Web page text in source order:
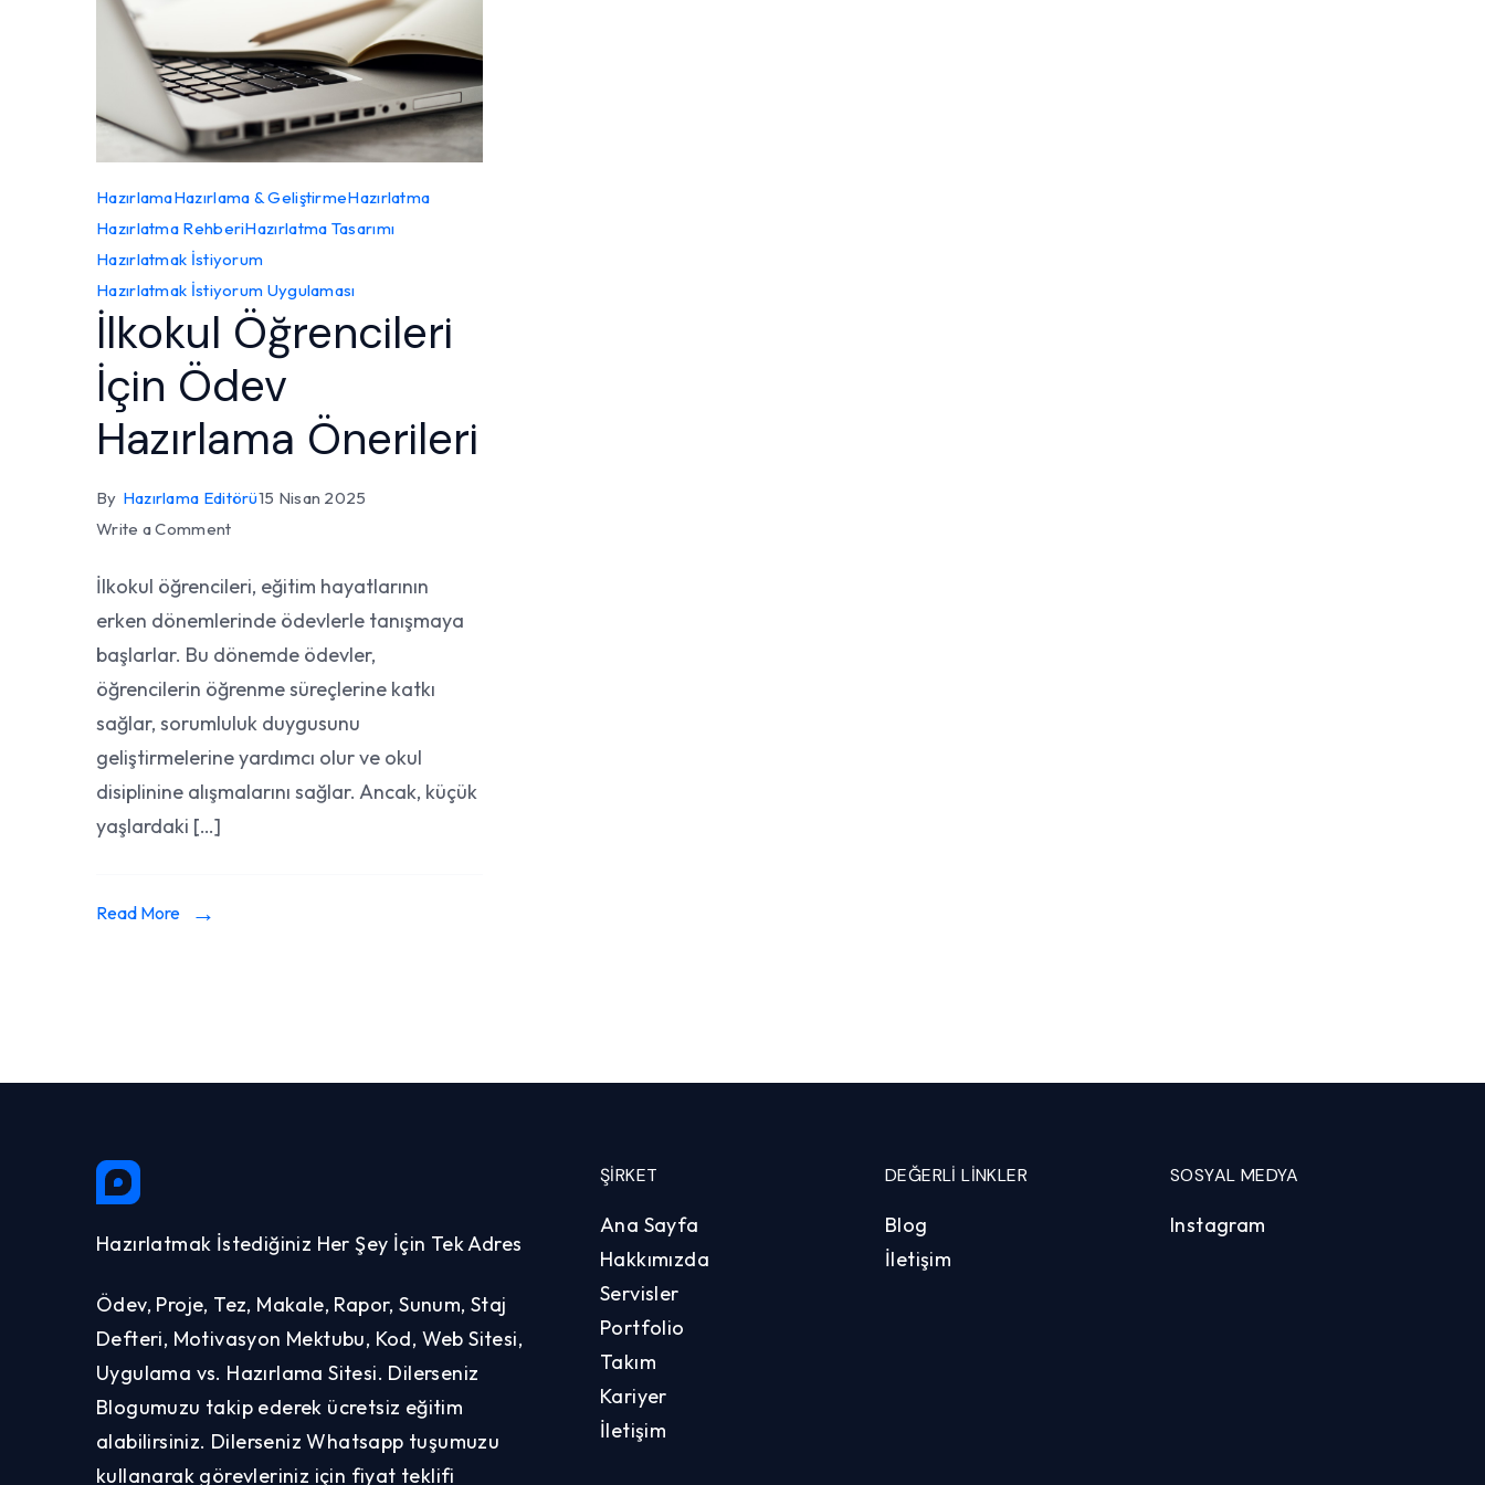
HazırlamaHazırlama & GeliştirmeHazırlatma
Hazırlatma RehberiHazırlatma Tasarımı
Hazırlatmak İstiyorum
Hazırlatmak İstiyorum Uygulaması
İlkokul Öğrencileri
İçin Ödev
Hazırlama Önerileri
By Hazırlama Editörü15 Nisan 2025
Write a Commenton
Öğrencileri
İçin
Ödev
Hazırlama
Önerileri
İlkokul öğrencileri, eğitim hayatlarının
erken dönemlerinde ödevlerle tanışmaya
başlarlar. Bu dönemde ödevler,
öğrencilerin öğrenme süreçlerine katkı
sağlar, sorumluluk duygusunu
geliştirmelerine yardımcı olur ve okul
disiplinine alışmalarını sağlar. Ancak, küçük
yaşlardaki […]
Read More
Hazırlatmak İstediğiniz Her Şey İçin Tek Adres
Ödev, Proje, Tez, Makale, Rapor, Sunum, Staj
Defteri, Motivasyon Mektubu, Kod, Web Sitesi,
Uygulama vs. Hazırlama Sitesi. Dilerseniz
Blogumuzu takip ederek ücretsiz eğitim
alabilirsiniz. Dilerseniz Whatsapp tuşumuzu
kullanarak görevleriniz için fiyat teklifi
ŞIRKET
Ana Sayfa
Hakkımızda
Servisler
Portfolio
Takım
Kariyer
İletişim
DEĞERLI LINKLER
Blog
İletişim
SOSYAL MEDYA
Instagram